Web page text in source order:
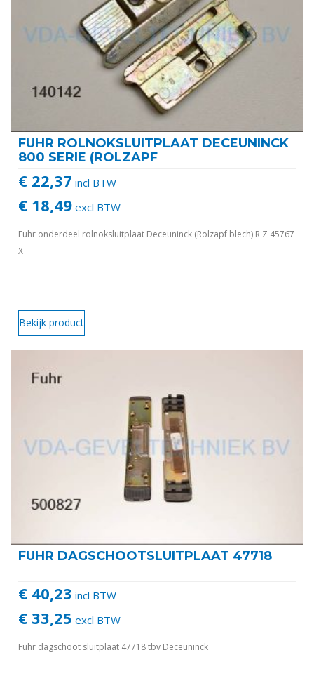
FUHR ROLNOKSLUITPLAAT DECEUNINCK
800 SERIE (ROLZAPF
€ 22,37 incl BTW
€ 18,49 excl BTW
Fuhr onderdeel rolnoksluitplaat Deceuninck (Rolzapf blech) R Z 45767
X
Bekijk product
FUHR DAGSCHOOTSLUITPLAAT 47718
€ 40,23 incl BTW
€ 33,25 excl BTW
Fuhr dagschoot sluitplaat 47718 tbv Deceuninck